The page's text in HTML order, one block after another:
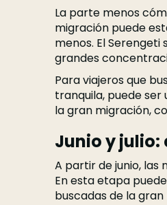
La parte menos
migración puede
menos. El
grandes
Para viajeros que
tranquila, puede ser
la gran migración,
Junio y
A partir de junio, las
En esta etapa
buscadas de la